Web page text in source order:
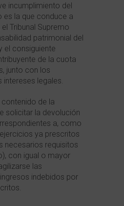
incumplimiento del
es la que conduce a
Tribunal Supremo
patrimonial del
el consiguiente
de la cuota
junto con los
legales.
contenido de la
solicitar la devolución
a, como
ya prescritos
necesarios requisitos
con igual o mayor
las
indebidos por